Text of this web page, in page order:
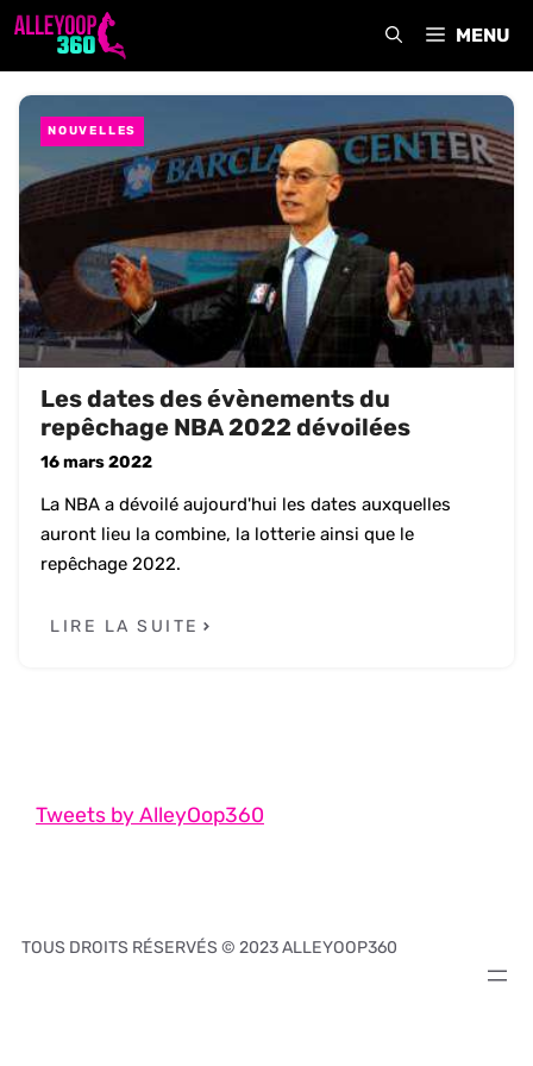
Aller
MENU
NOUVELLES
Les dates des évènements du
repêchage NBA 2022 dévoilées
16 mars 2022
La NBA a dévoilé aujourd'hui les dates auxquelles
auront lieu la combine, la lotterie ainsi que le
repêchage 2022.
LIRE LA SUITE
Tweets by AlleyOop360
TOUS DROITS RÉSERVÉS © 2023 ALLEYOOP360